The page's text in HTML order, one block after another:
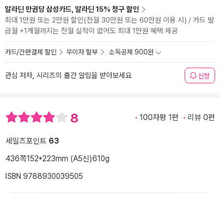
알라딘 만권당 삼성카드, 알라딘 15% 청구 할인
최대 1만원 또는 2만원 할인(전월 30만원 또는 60만원 이용 시) / 카드 발
급월 +1개월까지는 전월 실적이 없어도 최대 1만원 혜택 제공
카드/간편결제 할인 무이자 할부 소득공제 900원
관심 저자, 시리즈의 출간 알림을 받아보세요 신청
8 100자평 1편 리뷰 0편
세일즈포인트 63
436쪽152*223mm (A5신)610g
ISBN 9788930039505